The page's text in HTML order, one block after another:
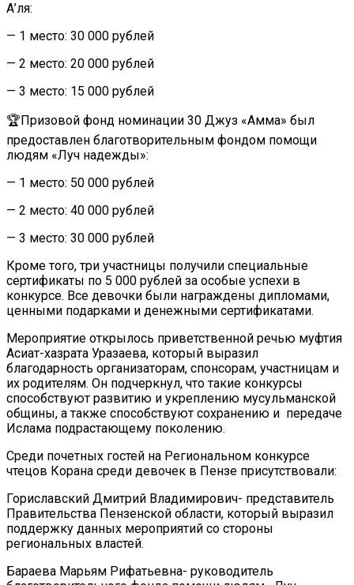
А’ля:
— 1 место: 30 000 рублей
— 2 место: 20 000 рублей
— 3 место: 15 000 рублей
🏆Призовой фонд номинации 30 Джуз «Амма» был
предоставлен благотворительным фондом помощи
людям «Луч надежды»:
— 1 место: 50 000 рублей
— 2 место: 40 000 рублей
— 3 место: 30 000 рублей
Кроме того, три участницы получили специальные
сертификаты по 5 000 рублей за особые успехи в
конкурсе. Все девочки были награждены дипломами,
ценными подарками и денежными сертификатами.
Мероприятие открылось приветственной речью муфтия
Асиат-хазрата Уразаева, который выразил
благодарность организаторам, спонсорам, участницам и
их родителям. Он подчеркнул, что такие конкурсы
способствуют развитию и укреплению мусульманской
общины, а также способствуют сохранению и передаче
Ислама подрастающему поколению.
Среди почетных гостей на Региональном конкурсе
чтецов Корана среди девочек в Пензе присутствовали:
Гориславский Дмитрий Владимирович- представитель
Правительства Пензенской области, который выразил
поддержку данных мероприятий со стороны
региональных властей.
Бараева Марьям Рифатьевна- руководитель